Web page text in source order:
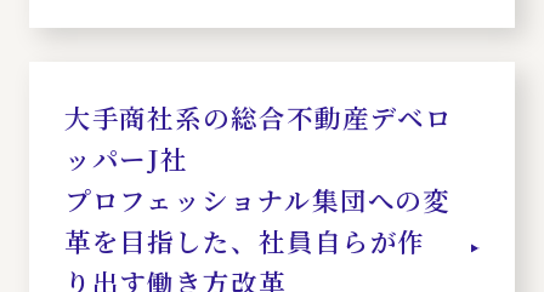
大手商社系の総合不動産デベロ
ッパーJ社
プロフェッショナル集団への変
革を目指した、社員自らが作
り出す働き方改革